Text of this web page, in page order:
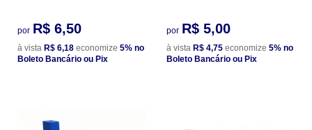
por R$ 6,50
à vista R$ 6,18 economize 5% no
Boleto Bancário ou Pix
por R$ 5,00
à vista R$ 4,75 economize 5% no
Boleto Bancário ou Pix